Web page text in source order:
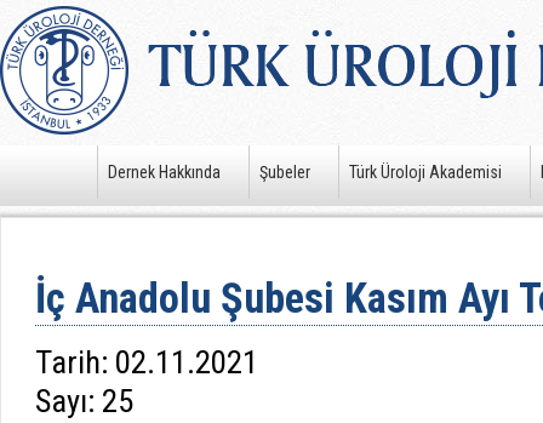
Dernek Hakkında Şubeler Türk Üroloji Akademisi
İç Anadolu Şubesi Kasım Ayı
Tarih: 02.11.2021
Sayı: 25